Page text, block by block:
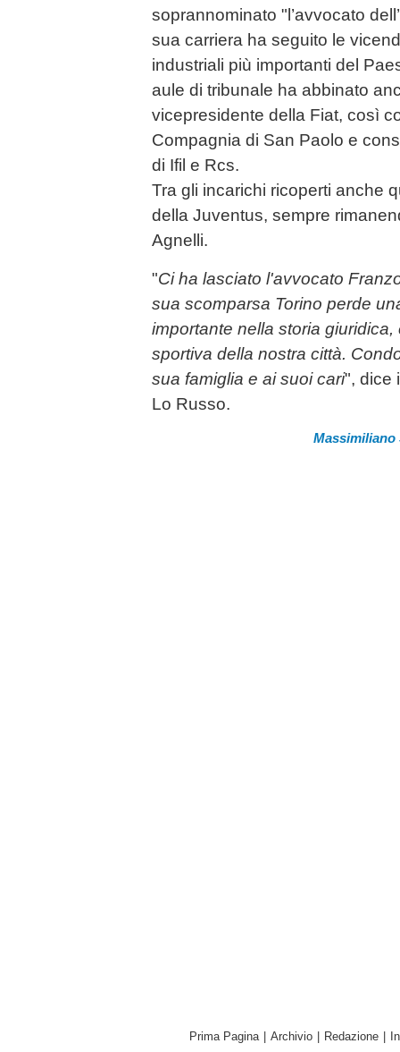
soprannominato "l’avvocato
sua carriera ha seguito le
industriali più importanti del
aule di tribunale ha abbinato
vicepresidente della Fiat, così
Compagnia di San Paolo e
di Ifil e Rcs.
Tra gli incarichi ricoperti anche
della Juventus, sempre
Agnelli.
"Ci ha lasciato l'avvocato
sua scomparsa Torino perde
importante nella storia
sportiva della nostra città.
sua famiglia e ai suoi cari", dice
Lo Russo.
Massimiliano
Prima Pagina Archivio Redazione